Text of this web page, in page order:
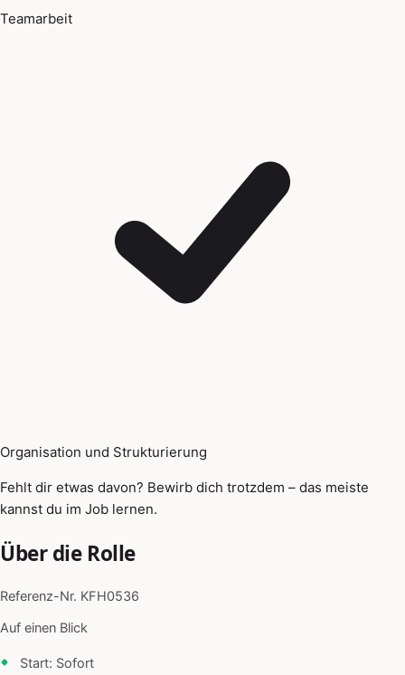
Teamarbeit
Organisation und Strukturierung
Fehlt dir etwas davon? Bewirb dich trotzdem – das meiste
kannst du im Job lernen.
Über die Rolle
Referenz-Nr. KFH0536
Auf einen Blick
Start: Sofort